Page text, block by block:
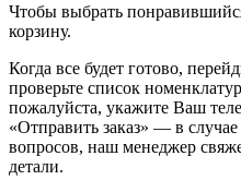
Чтобы выбрать
корзину.
Когда все будет готово,
проверьте список
пожалуйста, укажите Ваш
«Отправить заказ» — в
вопросов, наш менеджер
детали.